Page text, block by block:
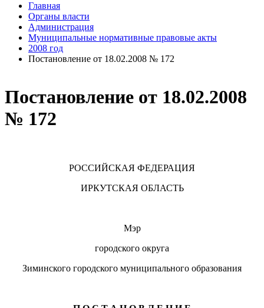
Постановление от 18.02.2008
№ 172
РОССИЙСКАЯ ФЕДЕРАЦИЯ
ИРКУТСКАЯ ОБЛАСТЬ
Мэр
городского округа
Зиминского городского муниципального образования
Главная
Органы власти
Администрация
Муниципальные нормативные правовые акты
2008 год
Постановление от 18.02.2008 № 172